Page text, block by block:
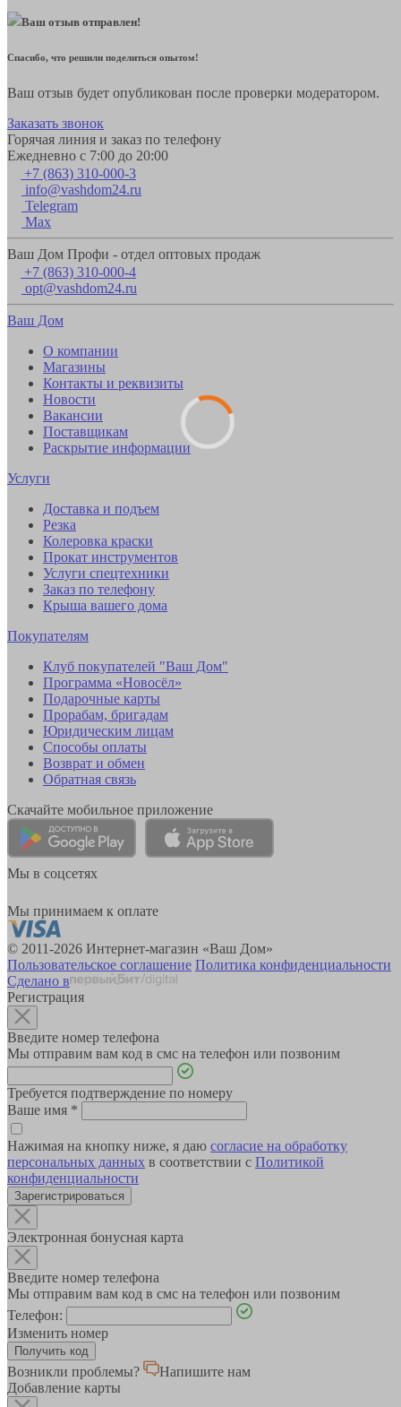
Ваш отзыв отправлен!
Спасибо, что решили поделиться опытом!
Ваш отзыв будет опубликован после проверки модератором.
Заказать звонок
Горячая линия и заказ по телефону
Ежедневно с 7:00 до 20:00
+7 (863) 310-000-3
info@vashdom24.ru
Telegram
Max
Ваш Дом Профи - отдел оптовых продаж
+7 (863) 310-000-4
opt@vashdom24.ru
Ваш Дом
О компании
Магазины
Контакты и реквизиты
Новости
Вакансии
Поставщикам
Раскрытие информации
Услуги
Доставка и подъем
Резка
Колеровка краски
Прокат инструментов
Услуги спецтехники
Заказ по телефону
Крыша вашего дома
Покупателям
Клуб покупателей "Ваш Дом"
Программа «Новосёл»
Подарочные карты
Прорабам, бригадам
Юридическим лицам
Способы оплаты
Возврат и обмен
Обратная связь
Скачайте мобильное приложение
Мы в соцсетях
Мы принимаем к оплате
© 2011-2026 Интернет-магазин «Ваш Дом»
Пользовательское соглашение Политика конфиденциальности
Сделано в
Регистрация
Введите номер телефона
Мы отправим вам код в смс на телефон или позвоним
Требуется подтверждение по номеру
Ваше имя *
Нажимая на кнопку ниже, я даю согласие на обработку
персональных данных в соответствии с Политикой
конфиденциальности
Зарегистрироваться
Электронная бонусная карта
Введите номер телефона
Мы отправим вам код в смс на телефон или позвоним
Телефон:
Изменить номер
Возникли проблемы?
Напишите нам
Добавление карты